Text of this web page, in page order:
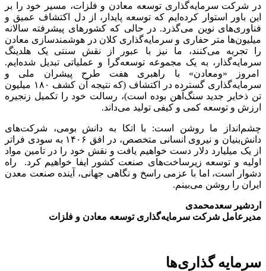
در شرکت سرمایه‌گذاری توسعه معادن و فلزات، مسیر خود را بر
این باور استوار کرده‌ایم که توسعه پایدار، از دل اکتشاف عمیق و
فناوری‌های نوین می‌گذرد. در حالی که کشورهای پیشرفته سالانه
میلیون‌ها متر حفاری و سرمایه‌گذاری کلان در هوشمندسازی معادن
را تجربه می‌کنند، ما نیز با عبور از نقش سنتی یک هلدینگ
سرمایه‌گذار، به یک مجموعه توسعه‌گرا و عملیاتی تبدیل شده‌ایم.
امروز «ومعادن» با راهبری هفت طرح پیشران ملی و
سرمایه‌گذاری گسترده در اکتشاف (که نتیجه آن کشف ۱۸۰ میلیون
تن ذخایر جدید سنگ‌آهن بوده است)، رسالت خود را تکمیل زنجیره
ارزش و توسعه کمی و کیفی تولید می‌داند.
چشم‌انداز ما روشن است: با اتکا به دانش بومی، شرکت‌های
دانش‌بنیان و نیروی انسانی متخصص، در افق ۱۴۰۶ به سودی فراتر
از یک میلیارد دلار دست خواهیم یافت و نقش خود را در تامین مواد
اولیه و توسعه زیرساخت‌های صنعت کشور ایفا خواهیم کرد. راه
دشوار است، اما با عزمی راسخ و نگاهی جهانی، آینده صنعت معدن
ایران را روشن می‌بینم.
اردشیر سعدمحمدی
مدیرعامل شرکت سرمایه‌گذاری توسعه معادن و فلزات
سرمایه گذاری‌ها